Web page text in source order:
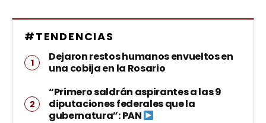
#TENDENCIAS
Dejaron restos humanos envueltos en
una cobija en la Rosario
“Primero saldrán aspirantes a las 9
diputaciones federales que la
gubernatura”: PAN